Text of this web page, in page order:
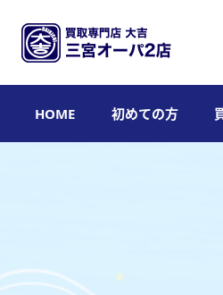
HOME 初めての方